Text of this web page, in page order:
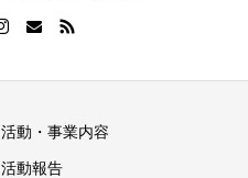
活動・事業内容
活動報告